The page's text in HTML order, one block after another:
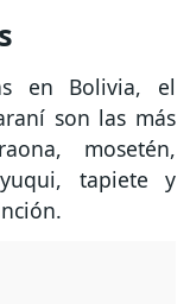
en Bolivia, el
son las más
mosetén,
tapiete y